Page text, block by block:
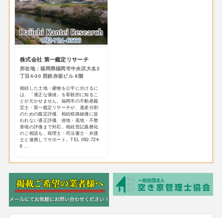
株式会社 第一鑑定リサーチ
所在地：福岡県福岡市中央区大名2
丁目4-30 西鉄赤坂ビル 9階
相続した土地・建物を公平に分けるに
は、「適正な価値」を客観的に知るこ
とが欠かせません。福岡市の不動産鑑
定士・第一鑑定リサーチが、遺産分割
のための鑑定評価、相続税路線価に捉
われない適正評価、借地・底地・不整
形地の評価まで対応。相続登記義務化
のご相談も、税理士・司法書士・弁護
士と連携してサポート。TEL 092-724-
6 ...